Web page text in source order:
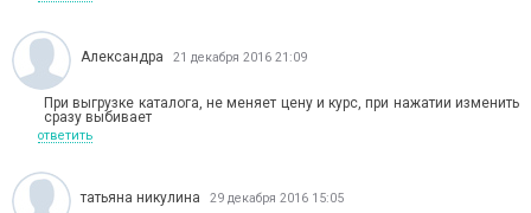
Александра 21 декабря 2016 21:09
При выгрузке каталога, не меняет цену и курс, при нажатии изменить
сразу выбивает
ответить
татьяна никулина 29 декабря 2016 15:05